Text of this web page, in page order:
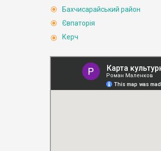
Бахчисарайський район
Євпаторія
Керч